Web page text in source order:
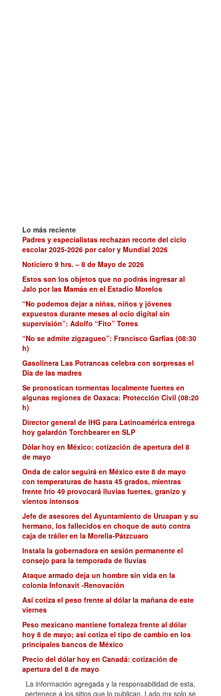
Lo más reciente
Padres y especialistas rechazan recorte del ciclo
escolar 2025-2026 por calor y Mundial 2026
Noticiero 9 hrs. – 8 de Mayo de 2026
Estos son los objetos que no podrás ingresar al
Jalo por las Mamás en el Estadio Morelos
“No podemos dejar a niñas, niños y jóvenes
expuestos durante meses al ocio digital sin
supervisión”: Adolfo “Fito” Torres
“No se admite zigzagueo”: Francisco Garfias (08:30
h)
Gasolinera Las Potrancas celebra con sorpresas el
Dia de las madres
Se pronostican tormentas localmente fuertes en
algunas regiones de Oaxaca: Protección Civil (08:20
h)
Director general de IHG para Latinoamérica entrega
hoy galardón Torchbearer en SLP
Dólar hoy en México: cotización de apertura del 8
de mayo
Onda de calor seguirá en México este 8 de mayo
con temperaturas de hasta 45 grados, mientras
frente frío 49 provocará lluvias fuertes, granizo y
vientos intensos
Jefe de asesores del Ayuntamiento de Uruapan y su
hermano, los fallecidos en choque de auto contra
caja de tráiler en la Morelia-Pátzcuaro
Instala la gobernadora en sesión permanente el
consejo para la temporada de lluvias
Ataque armado deja un hombre sin vida en la
colonia Infonavit -Renovación
Así cotiza el peso frente al dólar la mañana de este
viernes
Peso mexicano mantiene fortaleza frente al dólar
hoy 8 de mayo; así cotiza el tipo de cambio en los
principales bancos de México
Precio del dólar hoy en Canadá: cotización de
apertura del 8 de mayo
...LOS ANUNCIOS, AVISOS Y DEMÁS! - VIERNES, 8
DE MAYO 2026
La información agregada y la responsabilidad de esta,
pertenece a los sitios que lo publican. Lado.mx solo se